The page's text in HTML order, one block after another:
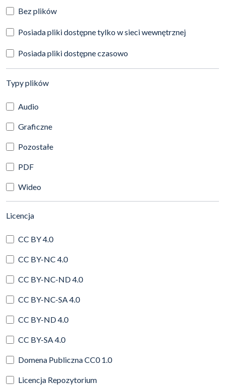
Bez plików
Posiada pliki dostępne tylko w sieci wewnętrznej
Posiada pliki dostępne czasowo
Typy plików(automatyczne przeładowanie treści)
Audio
Graficzne
Pozostałe
PDF
Wideo
Licencja(automatyczne przeładowanie treści)
CC BY 4.0
CC BY-NC 4.0
CC BY-NC-ND 4.0
CC BY-NC-SA 4.0
CC BY-ND 4.0
CC BY-SA 4.0
Domena Publiczna CC0 1.0
Licencja Repozytorium